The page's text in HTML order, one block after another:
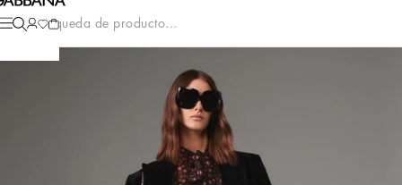
Búsqueda de producto...